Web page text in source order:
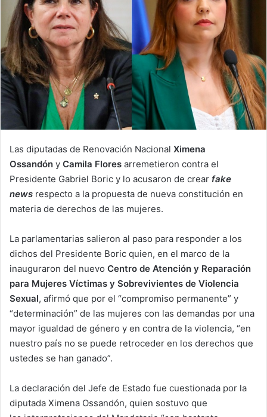
Las diputadas de Renovación Nacional Ximena
Ossandón y Camila Flores arremetieron contra el
Presidente Gabriel Boric y lo acusaron de crear fake
news respecto a la propuesta de nueva constitución en
materia de derechos de las mujeres.
La parlamentarias salieron al paso para responder a los
dichos del Presidente Boric quien, en el marco de la
inauguraron del nuevo Centro de Atención y Reparación
para Mujeres Víctimas y Sobrevivientes de Violencia
Sexual, afirmó que por el “compromiso permanente” y
“determinación” de las mujeres con las demandas por una
mayor igualdad de género y en contra de la violencia, “en
nuestro país no se puede retroceder en los derechos que
ustedes se han ganado”.
La declaración del Jefe de Estado fue cuestionada por la
diputada Ximena Ossandón, quien sostuvo que